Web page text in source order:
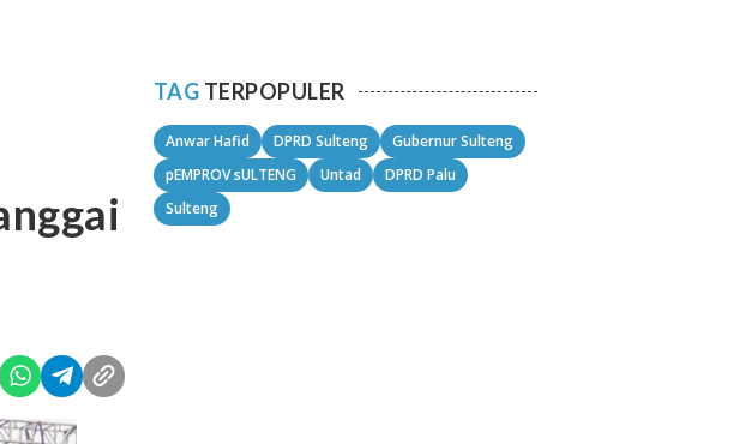
TAG TERPOPULER
Anwar Hafid DPRD Sulteng
Gubernur Sulteng
pEMPROV sULTENG
Untad
DPRD Palu
Sulteng